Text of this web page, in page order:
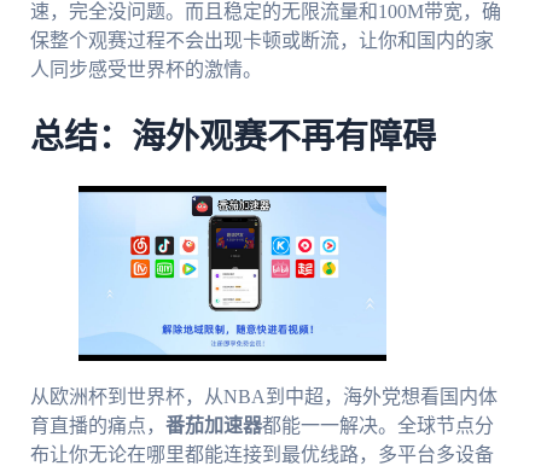
速，完全没问题。而且稳定的无限流量和100M带宽，确
保整个观赛过程不会出现卡顿或断流，让你和国内的家
人同步感受世界杯的激情。
总结：海外观赛不再有障碍
从欧洲杯到世界杯，从NBA到中超，海外党想看国内体
育直播的痛点， 番茄加速器都能一一解决。全球节点分
布让你无论在哪里都能连接到最优线路，多平台多设备